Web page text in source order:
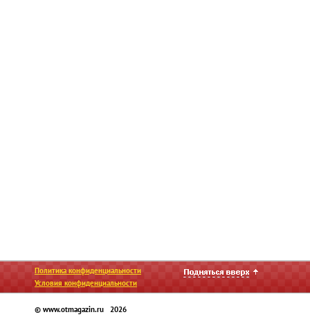
Политика конфиденциальности
Условия конфиденциальности
© www.otmagazin.ru 2026